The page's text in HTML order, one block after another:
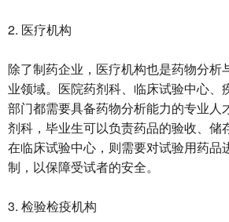
2. 医疗机构
除了制药企业，医疗机构也是药物分析
业领域。医院药剂科、临床试验中心、
部门都需要具备药物分析能力的专业人
剂科，毕业生可以负责药品的验收、储
在临床试验中心，则需要对试验用药品
制，以保障受试者的安全。
3. 检验检疫机构